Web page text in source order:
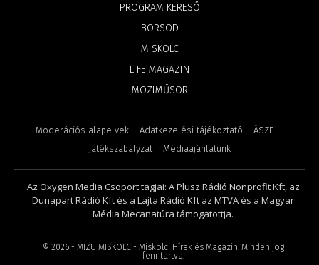
PROGRAM KERESŐ
BORSOD
MISKOLC
LIFE MAGAZIN
MOZIMŰSOR
Moderációs alapelvek Adatkezelési tájékoztató
ÁSZF
Játékszabályzat
Médiaajánlatunk
Az Oxygen Media Csoport tagjai: A Plusz Rádió Nonprofit Kft, az
Dunapart Rádió Kft és a Lajta Rádió Kft az MTVA és a Magyar
Média Mecanatúra támogatottja.
© 2026- MIZU MISKOLC - Miskolci Hírek és Magazin. Minden jog
fenntartva.